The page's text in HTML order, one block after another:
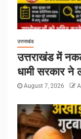
उत्तराखंड
उत्तराखंड में
धामी सरकार ने
August 7, 2026